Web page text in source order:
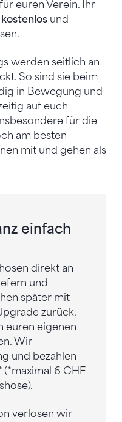
euren Verein. Ihr
kostenlos und
werden seitlich an
So sind sie beim
in Bewegung und
auf euch
für die
am besten
mit und gehen als
einfach
direkt an
und
später mit
zurück.
euren eigenen
Wir
und bezahlen
(*maximal 6 CHF
verlosen wir